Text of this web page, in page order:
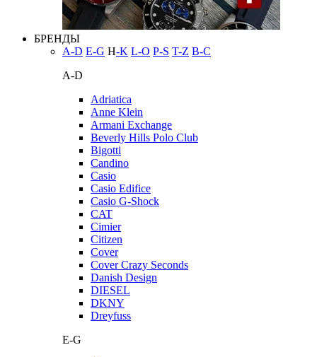
БРЕНДЫ
A-D E-G H-K L-O P-S T-Z В-С
A-D
Adriatica
Anne Klein
Armani Exchange
Beverly Hills Polo Club
Bigotti
Candino
Casio
Casio Edifice
Casio G-Shock
CAT
Cimier
Citizen
Cover
Cover Crazy Seconds
Danish Design
DIESEL
DKNY
Dreyfuss
E-G